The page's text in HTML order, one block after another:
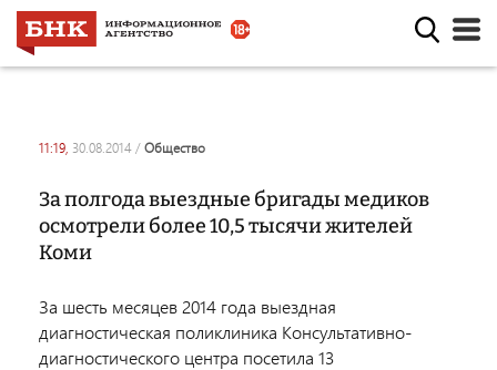
11:19, 30.08.2014 / общество
За полгода выездные бригады медиков
осмотрели более 10,5 тысячи жителей
Коми
За шесть месяцев 2014 года выездная
диагностическая поликлиника Консультативно-
диагностического центра посетила 13